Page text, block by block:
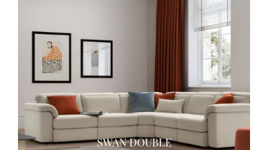
SWAN DOUBLE